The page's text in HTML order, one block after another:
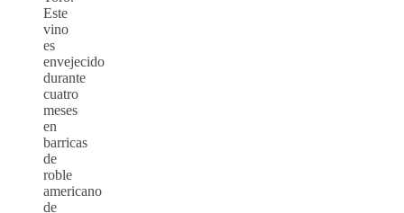
Este
vino
es
envejecido
durante
cuatro
meses
en
barricas
de
roble
americano
de